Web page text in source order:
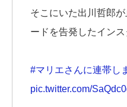
そこにいた出川哲郎
ードを告発したイン
#マリエさんに連帯し
pic.twitter.com/